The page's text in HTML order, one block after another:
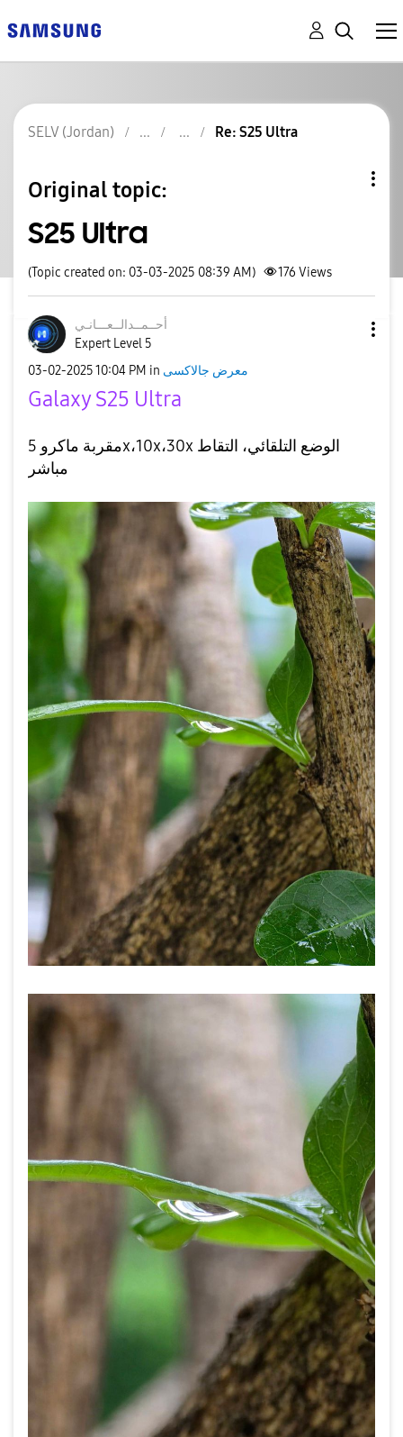
SELV (Jordan) Re: S25 Ultra
Original topic:
S25 Ultra
(Topic created on: 03-03-2025 08:39 AM) 176 Views
أحــمــدالــعـــانـي
Expert Level 5
‎03-02-202510:04 PM in معرض جالاكسى
Galaxy S25 Ultra
مقربة ماكرو 5x،10x،30x الوضع التلقائي، التقاط
مباشر